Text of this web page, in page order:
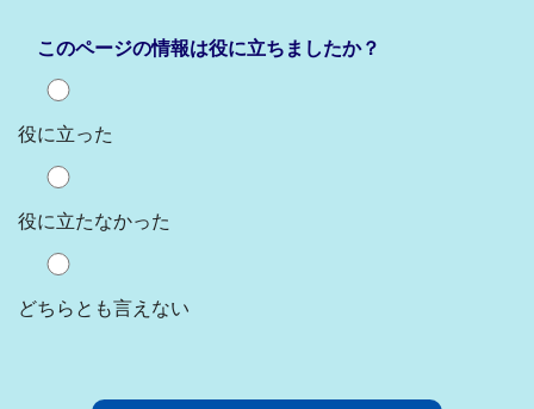
このページの情報は役に立ちましたか？
役に立った
役に立たなかった
どちらとも言えない